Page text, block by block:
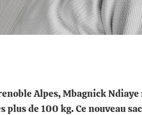
Alpes, Mbagnick
plus de 100 kg. Ce nouveau